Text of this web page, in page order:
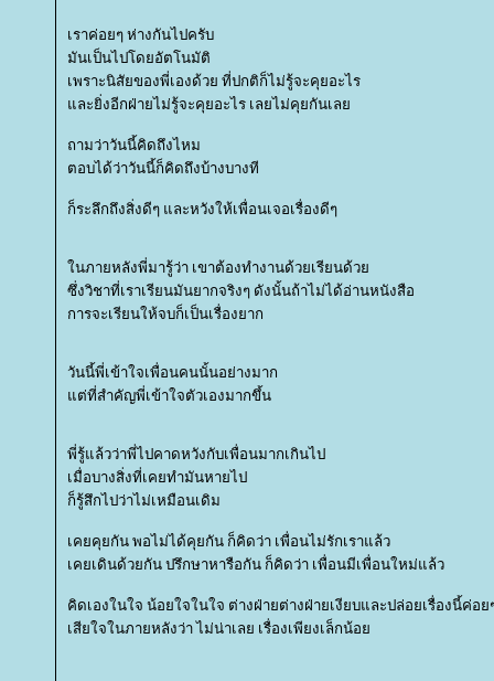
เราค่อยๆ ห่างกันไปครับ
มันเป็นไปโดยอัตโนมัติ
เพราะนิสัยของพี่เองด้วย ที่ปกติก็ไม่รู้จะคุยอะไร
ละยิ่งอีกฝ่ายไม่รู้จะคุยอะไร เลยไม่คุยกันเล
ถามว่าวันนี้คิดถึงไหม
ตอบได้ว่าวันนี้ก็คิดถึงบ้างบางที
ก็ระลึกถึงสิ่งดีๆ และหวังให้เพื่อนเจอเรื่องดีๆ
นภายหลังพี่มารู้ว่า เขาต้องทำงานด้วยเรียนด้ว
ซึ่งวิชาที่เราเรียนมันยากจริงๆ ดังนั้นถ้าไม่ได้อ่านหนังสือ
การจะเรียนให้จบก็เป็นเรื่องยาก
วันนี้พี่เข้าใจเพื่อนคนนั้นอย่างมาก
ต่ที่สำคัญพี่เข้าใจตัวเองมากขึ้น
พี่รู้แล้วว่าพี่ไปคาดหวังกับเพื่อนมากเกินไป
เมื่อบางสิ่งที่เคยทำมันหายไป
ก็รู้สึกไปว่าไม่เหมือนเดิม
เคยคุยกัน พอไม่ได้คุยกัน ก็คิดว่า เพื่อนไม่รักเราแล้ว
เคยเดินด้วยกัน ปรึกษาหารือกัน ก็คิดว่า เพื่อนมีเพื่อนใหม่แล้ว
คิดเองในใจ น้อยใจในใจ ต่างฝ่ายต่างฝ่ายเงียบและปล่อยเรื่องนี้ค่อ
เสียใจในภายหลังว่า ไม่น่าเลย เรื่องเพียงเล็กน้อ